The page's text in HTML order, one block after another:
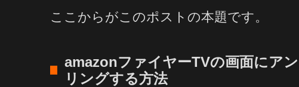
ここからがこのポストの本題です。
amazonファイヤーTVの画面にア
リングする方法